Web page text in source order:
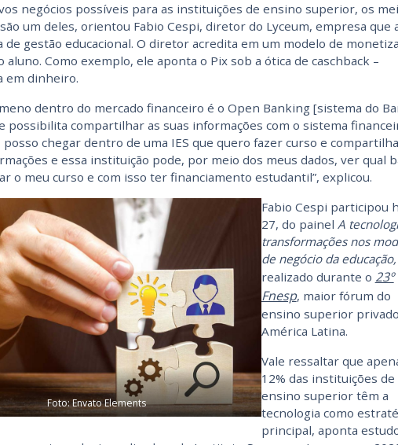
negócios possíveis para as instituições de ensino superior, os
um deles, orientou Fabio Cespi, diretor do Lyceum, empresa que
de gestão educacional. O diretor acredita em um modelo de
aluno. Como exemplo, ele aponta o Pix sob a ótica de caschback –
em dinheiro.
dentro do mercado financeiro é o Open Banking [sistema do
possibilita compartilhar as suas informações com o sistema
posso chegar dentro de uma IES que quero fazer curso e
e essa instituição pode, por meio dos meus dados, ver qual
o meu curso e com isso ter financiamento estudantil”, explicou.
Foto: Envato Elements
Fabio Cespi participou
27, do painel A
transformações nos
de negócio da educação,
realizado durante o 23º
Fnesp, maior fórum do
ensino superior
América Latina.
Vale ressaltar que
12% das instituições de
ensino superior têm a
tecnologia como
principal, aponta